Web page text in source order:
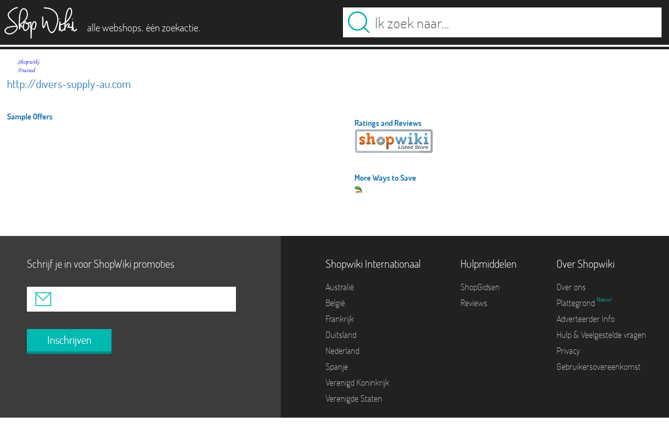
alle webshops. één zoekactie.
http://divers-supply-au.com
Sample Offers
Ratings and Reviews
More Ways to Save
Schrijf je in voor ShopWiki promoties
Inschrijven
Shopwiki Internationaal
Australië
België
Frankrijk
Duitsland
Nederland
Spanje
Verenigd Koninkrijk
Verenigde Staten
Hulpmiddelen
ShopGidsen
Reviews
Over Shopwiki
Over ons
Plattegrond Nieuw!
Adverteerder Info
Hulp & Veelgestelde vragen
Privacy
Gebruikersovereenkomst